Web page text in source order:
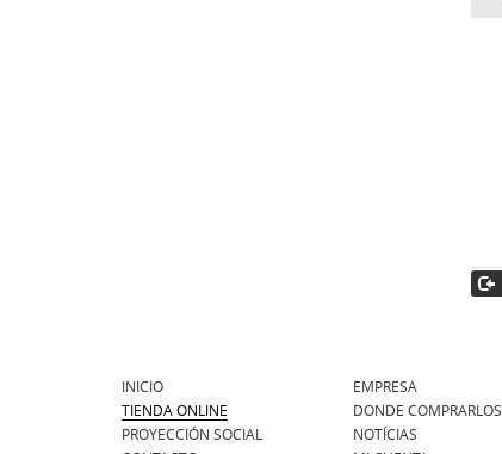
INICIO
EMPRESA
TIENDA ONLINE
DONDE COMPRARLOS
PROYECCIÓN SOCIAL
NOTÍCIAS